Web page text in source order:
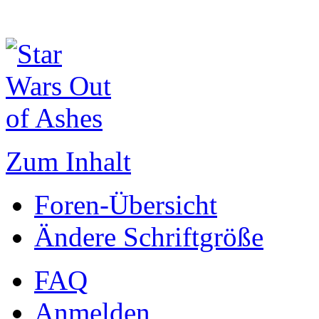
Zum Inhalt
Foren-Übersicht
Ändere Schriftgröße
FAQ
Anmelden